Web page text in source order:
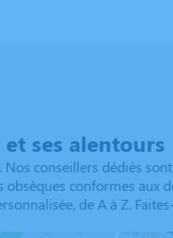
ses alentours
conseillers dédiés
conformes aux
de A à Z.